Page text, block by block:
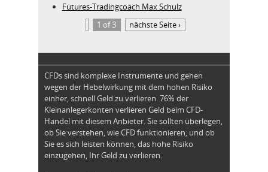
Futures-Tradingcoach Max Schulz
1 of 3
nächste Seite ›
CFDs sind komplexe Instrumente und gehen
wegen der Hebelwirkung mit dem hohen Risiko
einher, schnell Geld zu verlieren. 76% der
Kleinanlegerkonten verlieren Geld beim CFD-
Handel mit diesem Anbieter. Sie sollten überlegen,
ob Sie verstehen, wie CFD funktionieren, und ob
Sie es sich leisten können, das hohe Risiko
einzugehen, Ihr Geld zu verlieren.